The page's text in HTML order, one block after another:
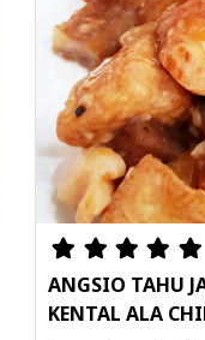
ANGSIO TAHU
KENTAL ALA